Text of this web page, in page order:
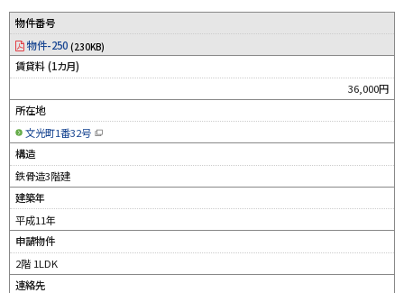
物件番号
物件-250 (230KB)
賃貸料 (1カ月)
36,000円
所在地
文光町1番32号
（
規
ン
ウ
開
ま
）
構造
鉄骨造3階建
建築年
平成11年
申請物件
2階 1LDK
連絡先